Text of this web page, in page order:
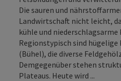
Die sauren und
Landwirtschaft nicht leicht,
kühle und
Regionstypisch sind
(Bühel), die diverse
Demgegenüber stehen
Plateaus. Heute wird ...